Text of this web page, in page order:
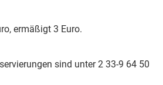
ermäßigt 3 Euro.
sind unter 2 33-9 64 50